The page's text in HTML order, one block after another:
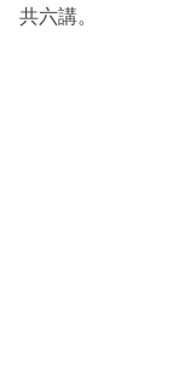
共六講。